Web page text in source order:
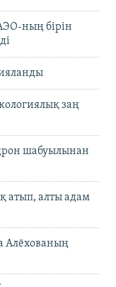
ның бірін
заң
шабуылынан
атып, алты адам
Алёхованың